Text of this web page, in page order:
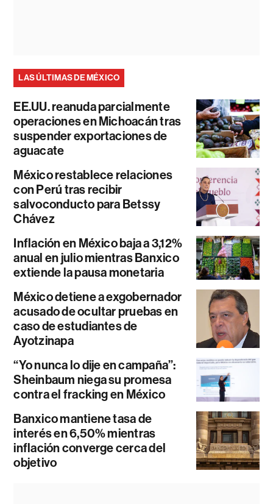
LAS ÚLTIMAS DE MÉXICO
EE.UU. reanuda parcialmente
operaciones en Michoacán tras
suspender exportaciones de
aguacate
México restablece relaciones
con Perú tras recibir
salvoconducto para Betssy
Chávez
Inflación en México baja a 3,12%
anual en julio mientras Banxico
extiende la pausa monetaria
México detiene a exgobernador
acusado de ocultar pruebas en
caso de estudiantes de
Ayotzinapa
“Yo nunca lo dije en campaña”:
Sheinbaum niega su promesa
contra el fracking en México
Banxico mantiene tasa de
interés en 6,50% mientras
inflación converge cerca del
objetivo